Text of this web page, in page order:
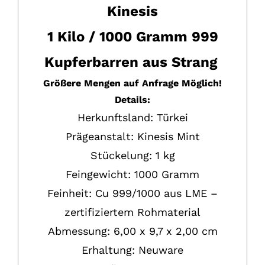
Menge
Kinesis
1 Kilo / 1000 Gramm 999
Kupferbarren aus Strang
Größere Mengen auf Anfrage Möglich!
Details:
Herkunftsland: Türkei
Prägeanstalt: Kinesis Mint
Stückelung: 1 kg
Feingewicht: 1000 Gramm
Feinheit: Cu 999/1000 aus LME –
zertifiziertem Rohmaterial
Abmessung: 6,00 x 9,7 x 2,00 cm
Erhaltung: Neuware